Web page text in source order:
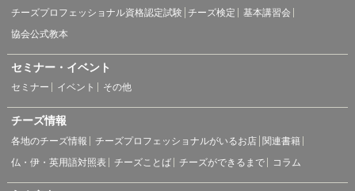
チーズプロフェッショナル資格認定試験 チーズ検定
基本講習会
協会公式教本
セミナー・イベント
セミナー イベント その他
チーズ情報
各地のチーズ情報 チーズプロフェッショナルがいるお店 関連書籍
仏・伊・英用語対照表
チーズことば チーズができるまで コラム